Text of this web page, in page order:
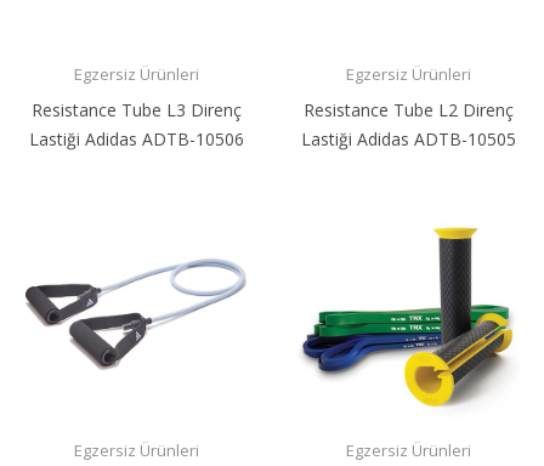
Egzersiz Ürünleri
Resistance Tube L3 Direnç
Lastiği Adidas ADTB-10506
Egzersiz Ürünleri
Resistance Tube L2 Direnç
Lastiği Adidas ADTB-10505
Egzersiz Ürünleri Egzersiz Ürünleri